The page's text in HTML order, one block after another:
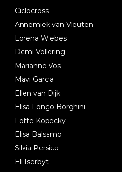
Ciclocross
Annemiek van Vleuten
Lorena Wiebes
Demi Vollering
Marianne Vos
Mavi Garcia
Ellen van Dijk
Elisa Longo Borghini
Lotte Kopecky
Elisa Balsamo
Silvia Persico
Eli Iserbyt